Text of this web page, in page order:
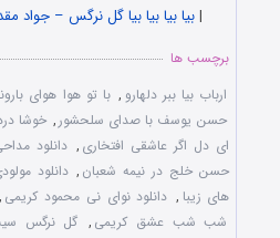
|بیا بیا بیا بیا گل نرگس – جواد مقدم با
برچسب ها
ارباب بیا ببر دلهارو , با تو هوا هوای
حسن یوسف با صدای سلحشور , خوشا
ای دل اگر عاشقی افتخاری , دانلود
حسن خلج در نیمه شعبان , دانلود
های زیبا , دانلود نوای نی محمود کریمی ,
شب شب عشق کریمی , گل نرگس